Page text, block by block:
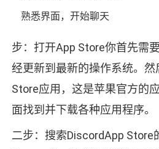
熟悉界面，开始聊天
步：打开App Store你首先需
经更新到最新的操作系统。
Store应用，这是苹果官方的
面找到并下载各种应用程序。
二步：搜索DiscordApp Store